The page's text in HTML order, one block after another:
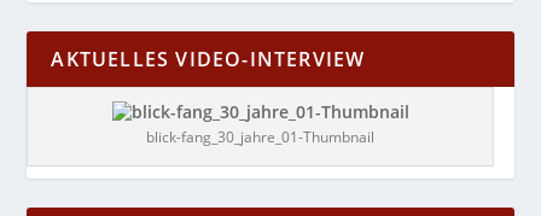
AKTUELLES VIDEO-INTERVIEW
blick-fang_30_jahre_01-Thumbnail